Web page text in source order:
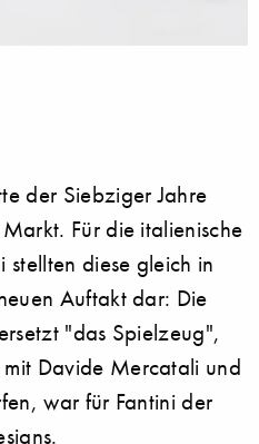
der Siebziger Jahre
Für die italienische
stellten diese gleich in
Auftakt dar: Die
"das Spielzeug",
Davide Mercatali und
war für Fantini der